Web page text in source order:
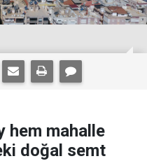
hem mahalle
doğal semt